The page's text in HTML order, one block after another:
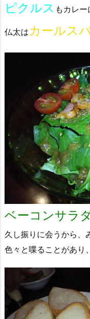
ピクルス もカレー
仏太は カールス
ベーコンサラ
久し振りに会うから、
色々と喋ることがあり